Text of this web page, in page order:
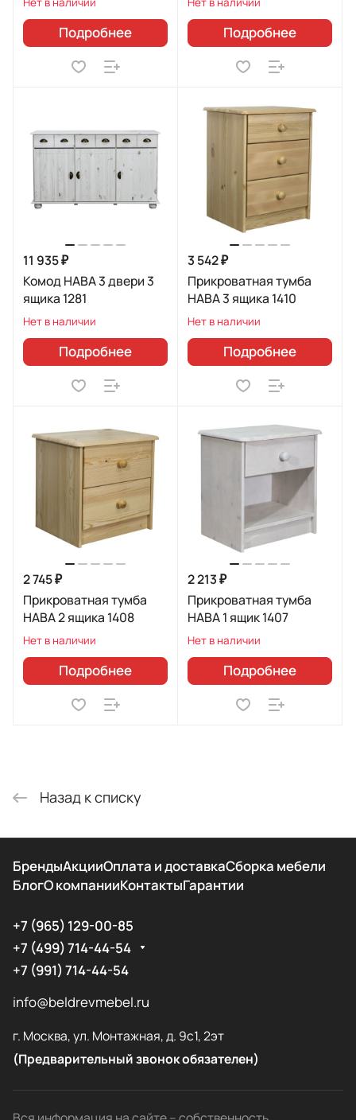
Подробнее Подробнее
11 935 ₽
Комод HABA 3 двери 3
ящика 1281
Нет в наличии
Подробнее
3 542 ₽
Прикроватная тумба
HABA 3 ящика 1410
Нет в наличии
Подробнее
2 745 ₽
Прикроватная тумба
HABA 2 ящика 1408
Нет в наличии
Подробнее
2 213 ₽
Прикроватная тумба
HABA 1 ящик 1407
Нет в наличии
Подробнее
Назад к списку
БрендыАкцииОплата и доставкаСборка мебели
БлогО компанииКонтактыГарантии
+7 (965) 129-00-85
+7 (499) 714-44-54
+7 (991) 714-44-54
info@beldrevmebel.ru
г. Москва, ул. Монтажная, д. 9с1, 2эт
(Предварительный звонок обязателен)